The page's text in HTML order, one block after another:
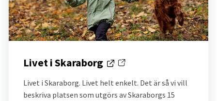
Livet i Skaraborg
Länk till annan webbplats.
Livet i Skaraborg. Livet helt enkelt. Det är så vi vill
beskriva platsen som utgörs av Skaraborgs 15